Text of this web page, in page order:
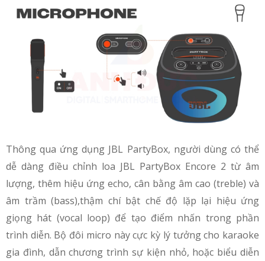
Thông qua ứng dụng JBL PartyBox, người dùng có thể
dễ dàng điều chỉnh loa JBL PartyBox Encore 2 từ âm
lượng, thêm hiệu ứng echo, cân bằng âm cao (treble) và
âm trầm (bass),thậm chí bật chế độ lặp lại hiệu ứng
giọng hát (vocal loop) để tạo điểm nhấn trong phần
trình diễn. Bộ đôi micro này cực kỳ lý tưởng cho karaoke
gia đình, dẫn chương trình sự kiện nhỏ, hoặc biểu diễn